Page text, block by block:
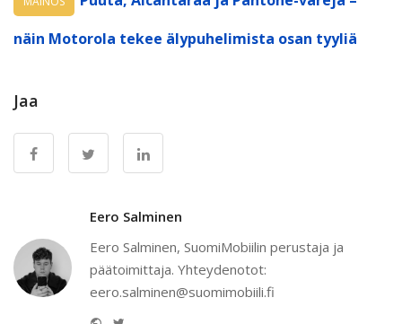
näin Motorola tekee älypuhelimista osan tyyliä
Jaa
Eero Salminen
Eero Salminen, SuomiMobiilin perustaja ja
päätoimittaja. Yhteydenotot:
eero.salminen@suomimobiili.fi
Website